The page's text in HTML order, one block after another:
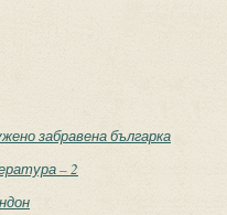
забравена българка
– 2